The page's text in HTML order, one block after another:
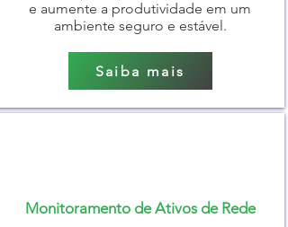
e aumente a produtividade em um
ambiente seguro e estável.
Saiba mais
Monitoramento de Ativos de Rede